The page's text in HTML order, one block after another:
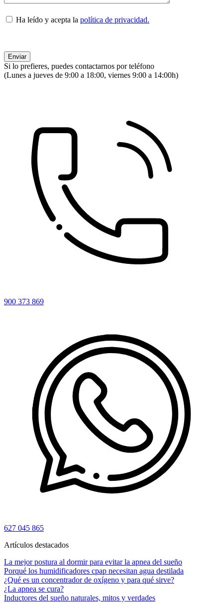
Ha leído y acepta la política de privacidad.
Si lo prefieres, puedes contactarnos por teléfono
(Lunes a jueves de 9:00 a 18:00, viernes 9:00 a 14:00h)
900 373 869
627 045 865
Artículos destacados
La mejor postura al dormir para evitar la apnea del sueño
Porqué los humidificadores cpap necesitan agua destilada
¿Qué es un concentrador de oxígeno y para qué sirve?
¿La apnea se cura?
Inductores del sueño naturales, mitos y verdades